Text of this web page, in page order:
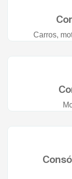
Carros,